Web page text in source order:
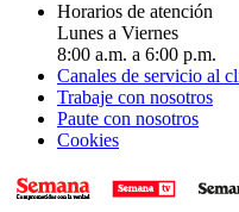
Horarios de atención
Lunes a Viernes
8:00 a.m. a 6:00 p.m.
Canales de servicio al
Trabaje con nosotros
Paute con nosotros
Cookies